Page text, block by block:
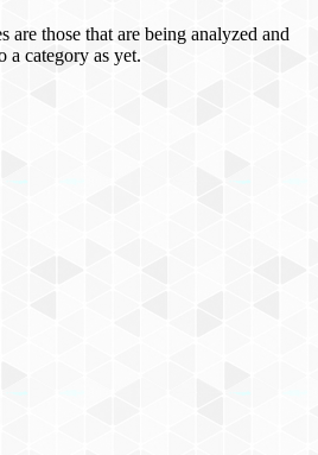
are those that are being analyzed and
a category as yet.